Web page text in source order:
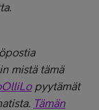
mistä tämä
pyytämät
Tämän